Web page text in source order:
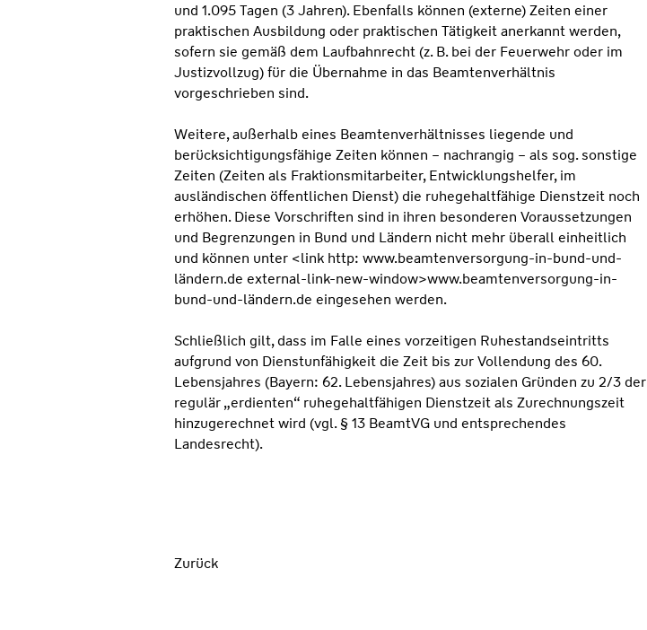
und 1.095 Tagen (3 Jahren). Ebenfalls können (externe) Zeiten einer
praktischen Ausbildung oder praktischen Tätigkeit anerkannt werden,
sofern sie gemäß dem Laufbahnrecht (z. B. bei der Feuerwehr oder im
Justizvollzug) für die Übernahme in das Beamtenverhältnis
vorgeschrieben sind.
Weitere, außerhalb eines Beamtenverhältnisses liegende und
berücksichtigungsfähige Zeiten können – nachrangig – als sog. sonstige
Zeiten (Zeiten als Fraktionsmitarbeiter, Entwicklungshelfer, im
ausländischen öffentlichen Dienst) die ruhegehaltfähige Dienstzeit noch
erhöhen. Diese Vorschriften sind in ihren besonderen Voraussetzungen
und Begrenzungen in Bund und Ländern nicht mehr überall einheitlich
und können unter <link http: www.beamtenversorgung-in-bund-und-
ländern.de external-link-new-window>www.beamtenversorgung-in-
bund-und-ländern.de eingesehen werden.
Schließlich gilt, dass im Falle eines vorzeitigen Ruhestandseintritts
aufgrund von Dienstunfähigkeit die Zeit bis zur Vollendung des 60.
Lebensjahres (Bayern: 62. Lebensjahres) aus sozialen Gründen zu 2/3 der
regulär „erdienten“ ruhegehaltfähigen Dienstzeit als Zurechnungszeit
hinzugerechnet wird (vgl. § 13 BeamtVG und entsprechendes
Landesrecht).
Zurück